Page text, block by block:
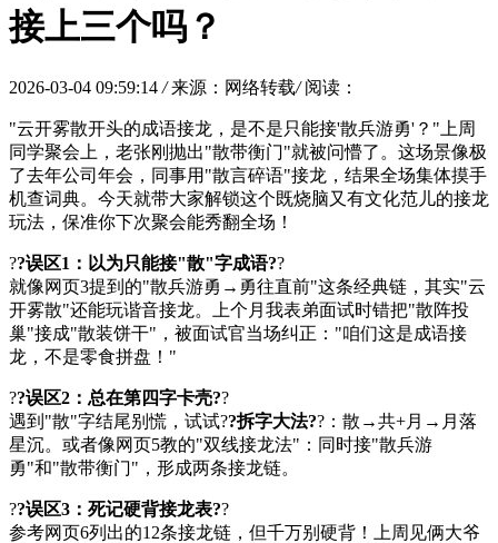
接上三个吗？
2026-03-04 09:59:14 / 来源：网络转载/ 阅读：
"云开雾散开头的成语接龙，是不是只能接'散兵游勇'？"上周
同学聚会上，老张刚抛出"散带衡门"就被问懵了。这场景像极
了去年公司年会，同事用"散言碎语"接龙，结果全场集体摸手
机查词典。今天就带大家解锁这个既烧脑又有文化范儿的接龙
玩法，保准你下次聚会能秀翻全场！
??误区1：以为只能接"散"字成语??
就像网页3提到的"散兵游勇→勇往直前"这条经典链，其实"云
开雾散"还能玩谐音接龙。上个月我表弟面试时错把"散阵投
巢"接成"散装饼干"，被面试官当场纠正："咱们这是成语接
龙，不是零食拼盘！"
??误区2：总在第四字卡壳??
遇到"散"字结尾别慌，试试??拆字大法??：散→共+月→月落
星沉。或者像网页5教的"双线接龙法"：同时接"散兵游
勇"和"散带衡门"，形成两条接龙链。
??误区3：死记硬背接龙表??
参考网页6列出的12条接龙链，但千万别硬背！上周见俩大爷